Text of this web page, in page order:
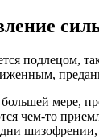
подлецом,
большей мере,
чем-то